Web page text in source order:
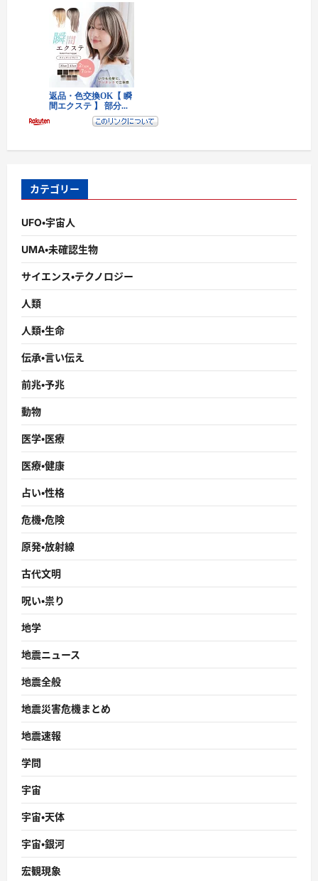
カテゴリー
UFO・宇宙人
UMA・未確認生物
サイエンス・テクノロジー
人類
人類・生命
伝承・言い伝え
前兆・予兆
動物
医学・医療
医療・健康
占い・性格
危機・危険
原発・放射線
古代文明
呪い・祟り
地学
地震ニュース
地震全般
地震災害危機まとめ
地震速報
学問
宇宙
宇宙・天体
宇宙・銀河
宏観現象